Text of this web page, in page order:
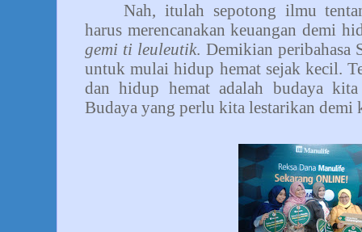
Nah, itulah sepotong ilmu
harus merencanakan keuangan demi
gemi ti leuleutik. Demikian peribahasa
untuk mulai hidup hemat sejak kecil.
dan hidup hemat adalah budaya
Budaya yang perlu kita lestarikan demi